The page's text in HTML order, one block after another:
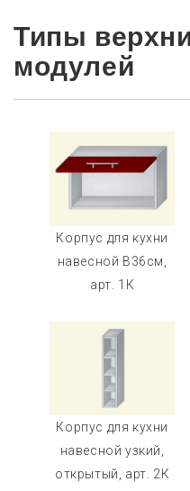
Типы
модулей
Корпус для кухни
навесной В36см,
арт. 1К
Корпус для кухни
навесной узкий,
открытый, арт. 2К